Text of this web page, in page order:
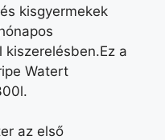
kisgyermekek
kiszerelésben.Ez a
Watert
az első